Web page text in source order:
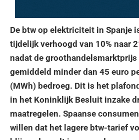
De btw op elektriciteit in Spanje
tijdelijk verhoogd van 10% naar
nadat de
gemiddeld minder dan 45 euro
(MWh) bedroeg. Dit is het
in het Koninklijk Besluit inzake
maatregelen. Spaanse
willen dat het lagere btw-tarief